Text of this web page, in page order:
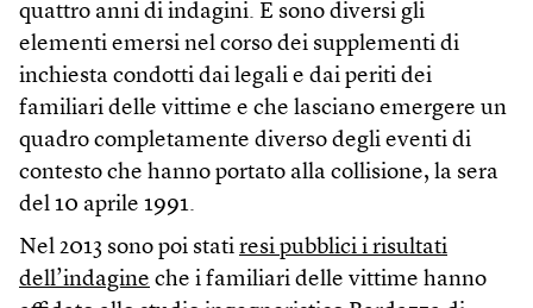
quattro anni di indagini. E sono diversi gli
elementi emersi nel corso dei supplementi di
inchiesta condotti dai legali e dai periti dei
familiari delle vittime e che lasciano emergere un
quadro completamente diverso degli eventi di
contesto che hanno portato alla collisione, la sera
del 10 aprile 1991.
Nel 2013 sono poi stati resi pubblici i risultati
dell’indagine che i familiari delle vittime hanno